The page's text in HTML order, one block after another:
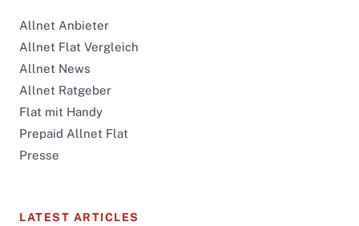
Allnet Anbieter
Allnet Flat Vergleich
Allnet News
Allnet Ratgeber
Flat mit Handy
Prepaid Allnet Flat
Presse
LATEST ARTICLES